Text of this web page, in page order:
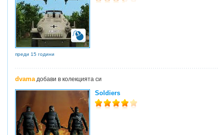
преди 15 години
dvamaдобави в колекцията си
Soldiers